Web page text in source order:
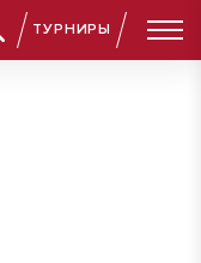
ТУРНИРЫ